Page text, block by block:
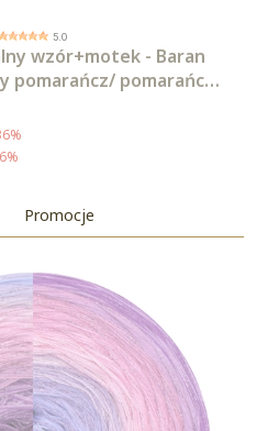
5.0
- Baran
czerwień/ burgund/
Promocje